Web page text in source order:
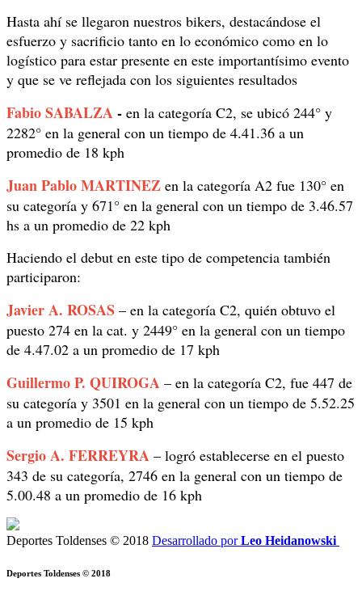
Hasta ahí se llegaron nuestros bikers, destacándose el
esfuerzo y sacrificio tanto en lo económico como en lo
logístico para estar presente en este importantísimo evento
y que se ve reflejada con los siguientes resultados
Fabio SABALZA- en la categoría C2, se ubicó 244° y
2282° en la general con un tiempo de 4.41.36 a un
promedio de 18 kph
Juan Pablo MARTINEZ en la categoría A2 fue 130° en
su categoría y 671° en la general con un tiempo de 3.46.57
hs a un promedio de 22 kph
Haciendo el debut en este tipo de competencia también
participaron:
Javier A. ROSAS – en la categoría C2, quién obtuvo el
puesto 274 en la cat. y 2449° en la general con un tiempo
de 4.47.02 a un promedio de 17 kph
Guillermo P. QUIROGA – en la categoría C2, fue 447 de
su categoría y 3501 en la general con un tiempo de 5.52.25
a un promedio de 15 kph
Sergio A. FERREYRA – logró establecerse en el puesto
343 de su categoría, 2746 en la general con un tiempo de
5.00.48 a un promedio de 16 kph
Deportes Toldenses © 2018 Desarrollado porLeo Heidanowski
Deportes Toldenses © 2018